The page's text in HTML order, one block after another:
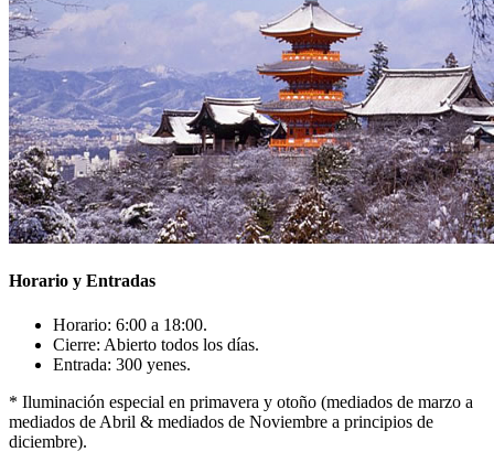
Horario y Entradas
Horario: 6:00 a 18:00.
Cierre: Abierto todos los días.
Entrada: 300 yenes.
* Iluminación especial en primavera y otoño (mediados de marzo a
mediados de Abril & mediados de Noviembre a principios de
diciembre).